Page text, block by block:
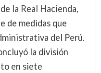
la Real Hacienda,
de medidas que
del Perú.
la división
en siete